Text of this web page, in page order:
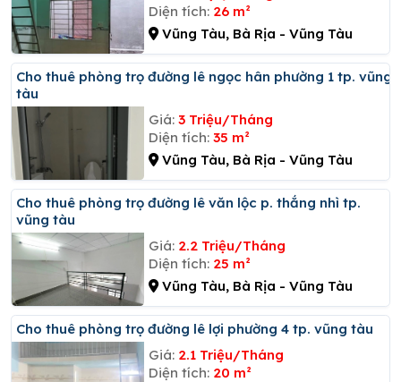
Diện tích: 26 m²
Vũng Tàu, Bà Rịa - Vũng Tàu
Cho thuê phòng trọ đường lê ngọc hân phường 1 tp. vũng
tàu
Giá: 3 Triệu/Tháng
Diện tích: 35 m²
Vũng Tàu, Bà Rịa - Vũng Tàu
Cho thuê phòng trọ đường lê văn lộc p. thắng nhì tp.
vũng tàu
Giá: 2.2 Triệu/Tháng
Diện tích: 25 m²
Vũng Tàu, Bà Rịa - Vũng Tàu
Cho thuê phòng trọ đường lê lợi phường 4 tp. vũng tàu
Giá: 2.1 Triệu/Tháng
Diện tích: 20 m²